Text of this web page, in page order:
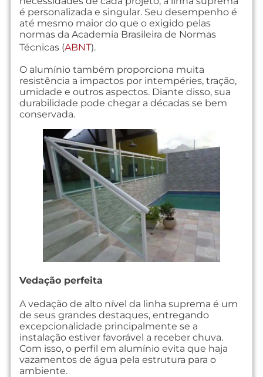
é personalizada e singular. Seu desempenho é
até mesmo maior do que o exigido pelas
normas da Academia Brasileira de Normas
Técnicas (ABNT).
O alumínio também proporciona muita
resistência a impactos por intempéries, tração,
umidade e outros aspectos. Diante disso, sua
durabilidade pode chegar a décadas se bem
conservada.
Vedação perfeita
A vedação de alto nível da linha suprema é um
de seus grandes destaques, entregando
excepcionalidade principalmente se a
instalação estiver favorável a receber chuva.
Com isso, o perfil em alumínio evita que haja
vazamentos de água pela estrutura para o
ambiente.